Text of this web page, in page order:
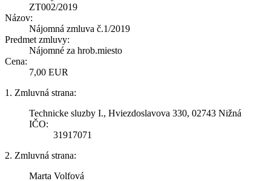
ZT002/2019
Názov:
Nájomná zmluva č.1/2019
Predmet zmluvy:
Nájomné za hrob.miesto
Cena:
7,00 EUR
1. Zmluvná strana:
Technicke sluzby I., Hviezdoslavova 330, 02743 Nižná
IČO:
31917071
2. Zmluvná strana:
Marta Volfová